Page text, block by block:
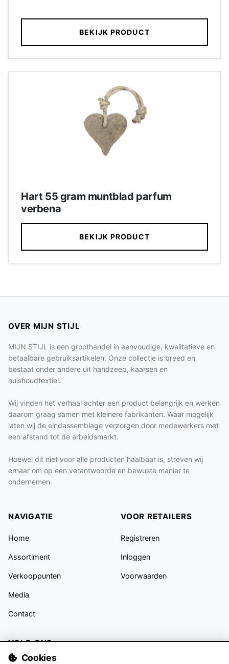
BEKIJK PRODUCT
Hart 55 gram muntblad parfum
verbena
BEKIJK PRODUCT
OVER MIJN STIJL
MIJN STIJL is een groothandel in eenvoudige, kwalitatieve en
betaalbare gebruiksartikelen. Onze collectie is breed en
bestaat onder andere uit handzeep, kaarsen en
huishoudtextiel.
Wij vinden het verhaal achter een product belangrijk en werken
daarom graag samen met kleinere fabrikanten. Waar mogelijk
laten wij de eindassemblage verzorgen door medewerkers met
een afstand tot de arbeidsmarkt.
Hoewel dit niet voor alle producten haalbaar is, streven wij
ernaar om op een verantwoorde en bewuste manier te
ondernemen.
NAVIGATIE
Home
Assortiment
Verkooppunten
Media
Contact
VOOR RETAILERS
Registreren
Inloggen
Voorwaarden
VOLG ONS
Cookies